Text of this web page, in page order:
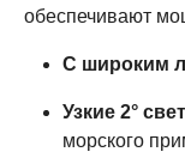
обеспечивают
С широким
Узкие 2°
морского